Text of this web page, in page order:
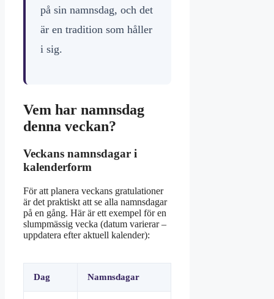
på sin namnsdag, och det
är en tradition som håller
i sig.
Vem har namnsdag
denna veckan?
Veckans namnsdagar i
kalenderform
För att planera veckans gratulationer
är det praktiskt att se alla namnsdagar
på en gång. Här är ett exempel för en
slumpmässig vecka (datum varierar –
uppdatera efter aktuell kalender):
Dag Namnsdagar